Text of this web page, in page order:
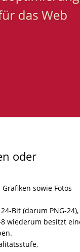
oder
sowie Fotos
Bit (darum PNG-24),
8 wiederum besitzt